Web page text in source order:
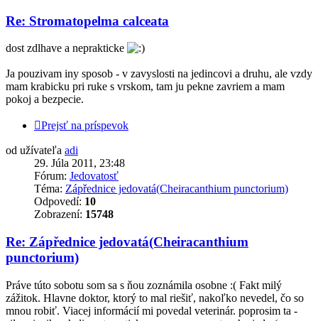
Re: Stromatopelma calceata
dost zdlhave a neprakticke
Ja pouzivam iny sposob - v zavyslosti na jedincovi a druhu, ale vzdy
mam krabicku pri ruke s vrskom, tam ju pekne zavriem a mam
pokoj a bezpecie.
Prejsť na príspevok
od užívateľa adi
29. Júla 2011, 23:48
Fórum: Jedovatosť
Téma: Zápřednice jedovatá(Cheiracanthium punctorium)
Odpovedí: 10
Zobrazení: 15748
Re: Zápřednice jedovatá(Cheiracanthium
punctorium)
Práve túto sobotu som sa s ňou zoznámila osobne :( Fakt milý
zážitok. Hlavne doktor, ktorý to mal riešiť, nakoľko nevedel, čo so
mnou robiť. Viacej informácií mi povedal veterinár. poprosim ta -